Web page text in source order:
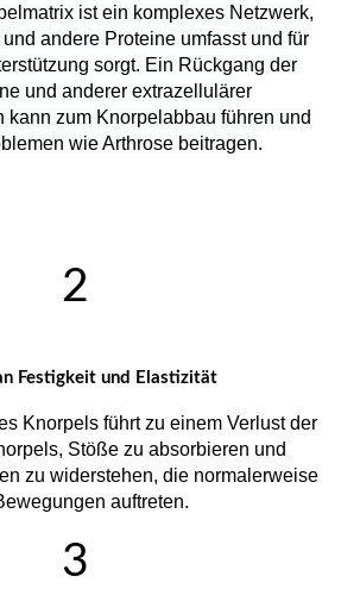
ist ein komplexes Netzwerk,
andere Proteine ​​umfasst und für
sorgt. Ein Rückgang der
und anderer extrazellulärer
kann zum Knorpelabbau führen und
wie Arthrose beitragen.
2
Festigkeit und Elastizität
Knorpels führt zu einem Verlust der
Stöße zu absorbieren und
zu widerstehen, die normalerweise
auftreten.
3